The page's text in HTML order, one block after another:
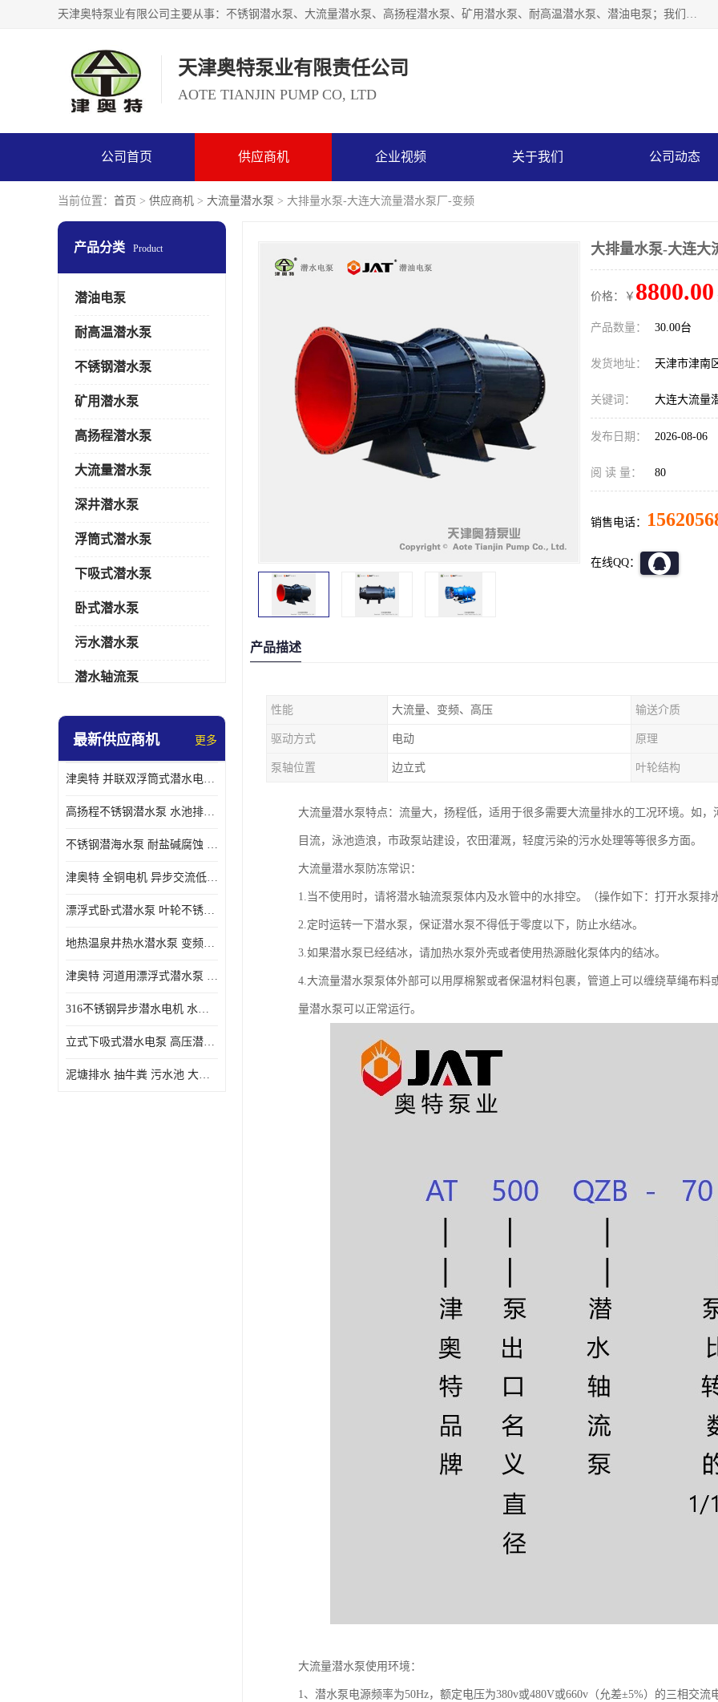
天津奥特泵业有限公司主要从事：不锈钢潜水泵、大流量潜水泵、高扬程潜水泵、矿用潜水泵、耐高温潜水泵、潜油电泵；我们以开发研制生产各种用途的水泵为主，历经十多年艰苦创业，已成为总资产达伍仟多万元，占地面积1万多平方米，年生产能力几百万（台）套，形成集设计研发、制造安装、技术服务于一体的现代规模型企业。
天津奥特泵业有限责任公司
AOTE TIANJIN PUMP CO, LTD
公司首页 供应商机 企业视频 关于我们 公司动态
当前位置： 首页 > 供应商机 > 大流量潜水泵 > 大排量水泵-大连大流量潜水泵厂-变频
产品分类 Product
潜油电泵
耐高温潜水泵
不锈钢潜水泵
矿用潜水泵
高扬程潜水泵
大流量潜水泵
深井潜水泵
浮筒式潜水泵
下吸式潜水泵
卧式潜水泵
污水潜水泵
潜水轴流泵
螺旋离心泵
控制柜
最新供应商机 更多
津奥特 并联双浮筒式潜水电泵 矿山抢险泵 大流量卧式安装 可提供定制
高扬程不锈钢潜水泵 水池排水 变频 井用潜水电泵供应 能耗低 工厂批发
不锈钢潜海水泵 耐盐碱腐蚀 大流量 立式卧式下吸式安装 厂家定制
津奥特 全铜电机 异步交流低压潜水电机 运行稳定售后质保 致电咨询
漂浮式卧式潜水泵 叶轮不锈钢材质 大流量 变频抽水泵 厂家质保售后
地热温泉井热水潜水泵 变频不锈钢 130直径油泵 高温深井泵 津奥特
津奥特 河道用漂浮式潜水泵 不锈钢泵轴 大口径大流量 产品可定制
316不锈钢异步潜水电机 水冷式 可连续运行 定制功率电压 奥特泵业
立式下吸式潜水电泵 高压潜水排沙泵 大功率 深水施工作业 型号可定制
泥塘排水 抽牛粪 污水池 大口径潜水螺旋离心泵 材质特征 奥特泵业
大排量水泵-大连大
价格：￥ 8800.00
产品数量： 30.00台
发货地址： 天津市津
关键词： 大连大流量
发布日期： 2026-08-06
阅 读 量： 80
销售电话：
在线QQ：
产品描述
性能 大流量、变频、高压 输送介质
驱动方式 电动 原理
泵轴位置 边立式 叶轮结构
大流量潜水泵特点：流量大，扬程低，适用于很多需要大流量排水的工况环境。如
目流，泳池造浪，市政泵站建设，农田灌溉，轻度污染的污水处理等等很多方面。
大流量潜水泵防冻常识：
1.当不使用时，请将潜水轴流泵泵体内及水管中的水排空。（操作如下：打开水泵排
2.定时运转一下潜水泵，保证潜水泵不得低于零度以下，防止水结冰。
3.如果潜水泵已经结冰，请加热水泵外壳或者使用热源融化泵体内的结冰。
4.大流量潜水泵泵体外部可以用厚棉絮或者保温材料包裹，管道上可以缠绕草绳布
量潜水泵可以正常运行。
大流量潜水泵使用环境：
1、潜水泵电源频率为50Hz，额定电压为380v或480V或660v（允差±5%）的三相交流